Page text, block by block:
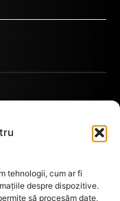
tehnologii, cum ar fi
despre dispozitive.
să procesăm date,